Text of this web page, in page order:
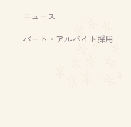
ニュース
パート・アルバイト採用